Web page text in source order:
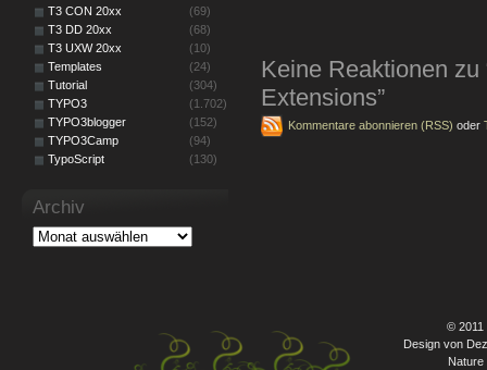
Keine Reaktionen
Extensions”
Kommentare abonnieren (RSS) oder
T3 CON 20xx
(69)
T3 DD 20xx
(68)
T3 UXW 20xx
(10)
Templates
(24)
Tutorial
(304)
TYPO3
(1.702)
TYPO3blogger
(152)
TYPO3Camp
(94)
TypoScript
(130)
Archiv
© 2011
Design von
Nature